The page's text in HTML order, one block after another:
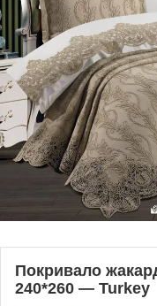
Покривало
240*260 — Turkey